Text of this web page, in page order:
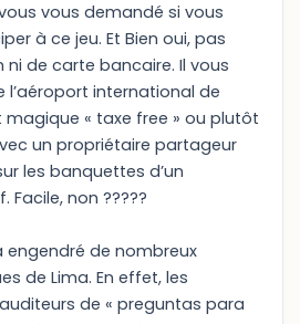
vous demandé si vous
à ce jeu. Et Bien oui, pas
ni de carte bancaire. Il vous
l’aéroport international de
magique « taxe free » ou plutôt
un propriétaire partageur
les banquettes d’un
non ?????
engendré de nombreux
de Lima. En effet, les
de « preguntas para